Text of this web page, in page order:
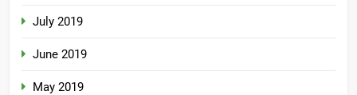
July 2019
June 2019
May 2019